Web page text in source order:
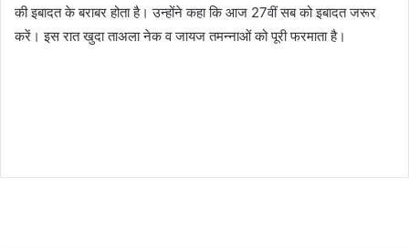
की इबादत के बराबर होता है। उन्होंने कहा कि आज 27वीं सब को इबादत जरूर
करें। इस रात खुदा ताअला नेक व जायज तमन्नाओं को पूरी फरमाता है।